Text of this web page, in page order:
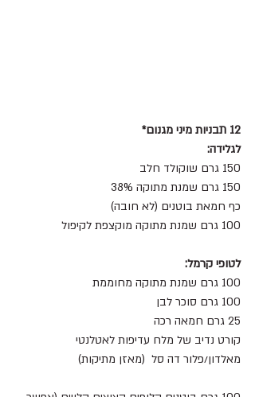
12 תבניות מיני מגנום*
לגלידה:
150 גרם שוקולד חלב
150 גרם שמנת מתוקה 38%
כף חמאת בוטנים (לא חובה)
100 גרם שמנת מתוקה מוקצפת לקיפול
לטופי קרמל:
100 גרם שמנת מתוקה מחוממת
100 גרם סוכר לבן
25 גרם חמאה רכה
קורט נדיב של מלח עדיפות לאטלנטי
מאלדון/פלור דה סל  (מאזן מתיקות)